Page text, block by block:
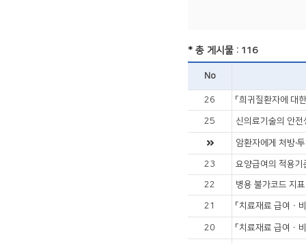
* 총 게시물 : 116
No
26 「희귀질환자에 대
25 신의료기술의 안
암환자에게 처방‧
23 요양급여의 적용기
22 병용 불가코드 지
21 「치료재료 급여ㆍ
20 「치료재료 급여ㆍ